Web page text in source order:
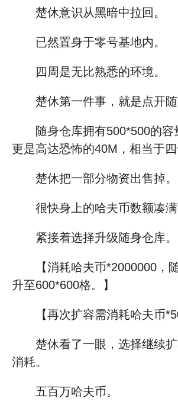
楚休意识从黑暗中拉回。
已然置身于零号基地内。
四周是无比熟悉的环境。
楚休第一件事，就是点开随
随身仓库拥有500*500的容
更是高达恐怖的40M，相当于四
楚休把一部分物资出售掉。
很快身上的哈夫币数额凑满
紧接着选择升级随身仓库。
【消耗哈夫币*2000000，
升至600*600格。】
【再次扩容需消耗哈夫币
楚休看了一眼，选择继续
消耗。
五百万哈夫币。